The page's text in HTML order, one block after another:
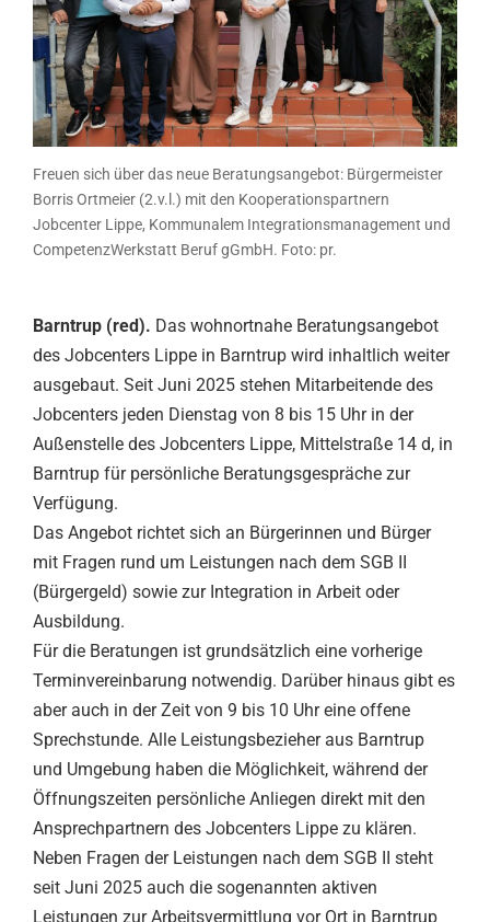
Freuen sich über das neue Beratungsangebot: Bürgermeister
Borris Ortmeier (2.v.l.) mit den Kooperationspartnern
Jobcenter Lippe, Kommunalem Integrationsmanagement und
CompetenzWerkstatt Beruf gGmbH. Foto: pr.
Barntrup (red). Das wohnortnahe Beratungsangebot
des Jobcenters Lippe in Barntrup wird inhaltlich weiter
ausgebaut. Seit Juni 2025 stehen Mitarbeitende des
Jobcenters jeden Dienstag von 8 bis 15 Uhr in der
Außenstelle des Jobcenters Lippe, Mittelstraße 14 d, in
Barntrup für persönliche Beratungsgespräche zur
Verfügung.
Das Angebot richtet sich an Bürgerinnen und Bürger
mit Fragen rund um Leistungen nach dem SGB II
(Bürgergeld) sowie zur Integration in Arbeit oder
Ausbildung.
Für die Beratungen ist grundsätzlich eine vorherige
Terminvereinbarung notwendig. Darüber hinaus gibt es
aber auch in der Zeit von 9 bis 10 Uhr eine offene
Sprechstunde. Alle Leistungsbezieher aus Barntrup
und Umgebung haben die Möglichkeit, während der
Öffnungszeiten persönliche Anliegen direkt mit den
Ansprechpartnern des Jobcenters Lippe zu klären.
Neben Fragen der Leistungen nach dem SGB II steht
seit Juni 2025 auch die sogenannten aktiven
Leistungen zur Arbeitsvermittlung vor Ort in Barntrup